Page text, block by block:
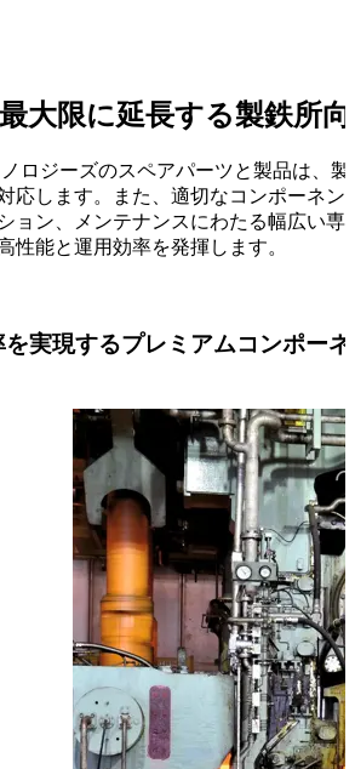
大限に延長する製鉄所
ロジーズのスペアパーツと製品は、
応します。また、適切なコンポーネ
ョン、メンテナンスにわたる幅広い
性能と運用効率を発揮します。
実現するプレミアムコンポー